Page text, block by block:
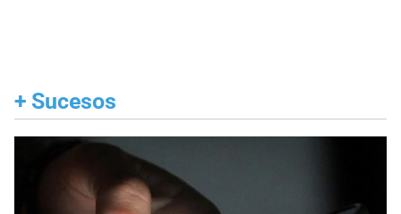
+ Sucesos